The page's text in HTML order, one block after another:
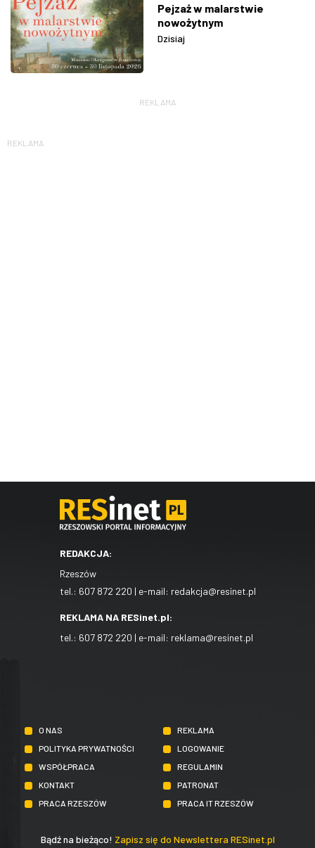
Pejzaż w malarstwie
nowożytnym
Dzisiaj
REKLAMA
REKLAMA
REDAKCJA:
Rzeszów
tel.: 607 872 220 | e-mail: redakcja@resinet.pl
REKLAMA NA RESinet.pl:
tel.: 607 872 220 | e-mail: reklama@resinet.pl
O NAS
REKLAMA
POLITYKA PRYWATNOŚCI
LOGOWANIE
WSPÓŁPRACA
REGULAMIN
KONTAKT
PATRONAT
PRACA RZESZÓW
PRACA IT RZESZÓW
Bądź na bieżąco! Zapisz się do Newslettera RESinet.pl